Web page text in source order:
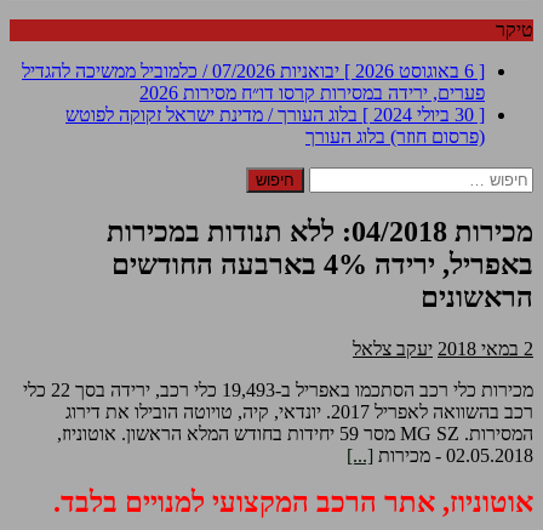
טיקר
[ 6 באוגוסט 2026 ]
יבואניות 07/2026 / כלמוביל ממשיכה להגדיל
פערים, ירידה במסירות קרסו דו״ח מסירות 2026
[ 30 ביולי 2024 ]
בלוג העורך / מדינת ישראל זקוקה לפוטש
(פרסום חוזר) בלוג העורך
חיפוש:
מכירות 04/2018: ללא תנודות במכירות
באפריל, ירידה 4% בארבעה החודשים
הראשונים
2 במאי 2018
יעקב צלאל
מכירות כלי רכב הסתכמו באפריל ב-19,493 כלי רכב, ירידה בסך 22 כלי
רכב בהשוואה לאפריל 2017. יונדאי, קיה, טויוטה הובילו את דירוג
המסירות. MG SZ מסר 59 יחידות בחודש המלא הראשון. אוטוניוז,
02.05.2018 - מכירות
[...]
אוטוניוז, אתר הרכב המקצועי למנויים בלבד.